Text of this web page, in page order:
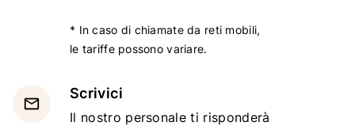
* In caso di chiamate da reti mobili,
le tariffe possono variare.
email
Scrivici
Il nostro personale ti risponderà